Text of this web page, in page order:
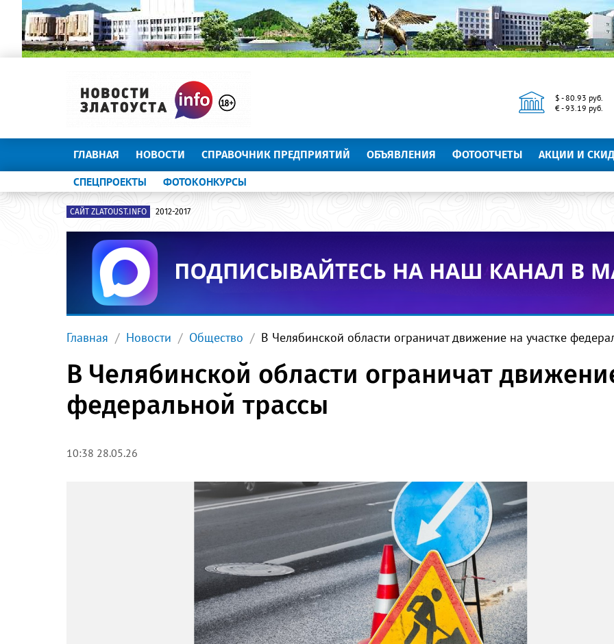
$ - 80.93 руб.
€ - 93.19 руб.
ГЛАВНАЯ НОВОСТИ СПРАВОЧНИК ПРЕДПРИЯТИЙ ОБЪЯВЛЕНИЯ ФОТООТЧЕТЫ АКЦИИ И
СПЕЦПРОЕКТЫ ФОТОКОНКУРСЫ
САЙТ ZLATOUST.INFO 2012-2017
Главная Новости Общество В Челябинской области ограничат движение на участке
В Челябинской области ограничат
федеральной трассы
10:38 28.05.26